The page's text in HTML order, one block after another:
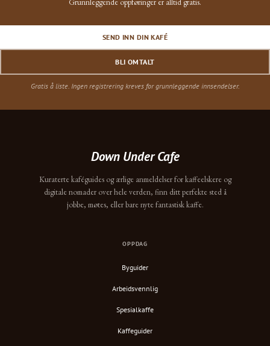
SEND INN DIN KAFÉ
BLI OMTALT
Gratis å liste. Ingen registrering kreves for grunnleggende innsendelser.
Down Under Cafe
Kuraterte kaféguides og ærlige anmeldelser for kaffeelskere og
digitale nomader over hele verden, finn ditt perfekte sted å
jobbe, møtes, eller bare nyte fantastisk kaffe.
OPPDAG
Byguider
Arbeidsvennlig
Spesialkaffe
Kaffeguider